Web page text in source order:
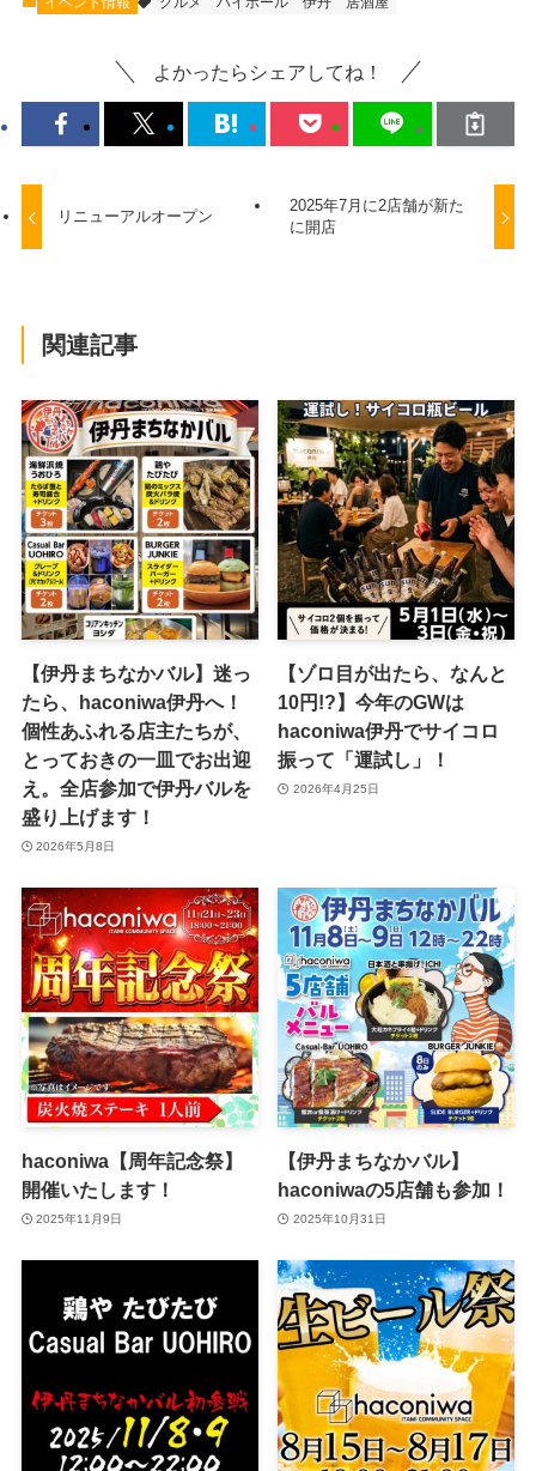
よかったらシェアしてね！
リニューアルオープン
2025年7月に2店舗が新た
に開店
関連記事
【伊丹まちなかバル】迷っ
たら、haconiwa伊丹へ！
個性あふれる店主たちが、
とっておきの一皿でお出迎
え。全店参加で伊丹バルを
盛り上げます！
2026年5月8日
【ゾロ目が出たら、なんと
10円!?】今年のGWは
haconiwa伊丹でサイコロ
振って「運試し」！
2026年4月25日
haconiwa【周年記念祭】
開催いたします！
2025年11月9日
【伊丹まちなかバル】
haconiwaの5店舗も参加！
2025年10月31日